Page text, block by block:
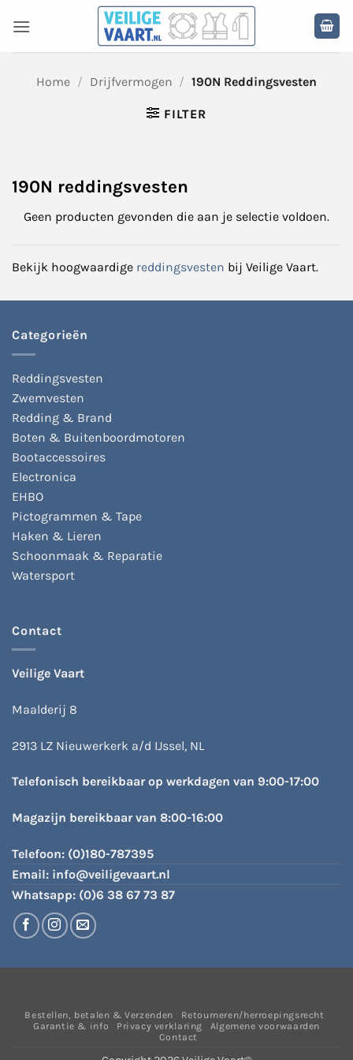
naar
inhoud
Home / Drijfvermogen / 190N Reddingsvesten
FILTER
190N reddingsvesten
Geen producten gevonden die aan je selectie voldoen.
Bekijk hoogwaardige reddingsvesten bij Veilige Vaart.
Categorieën
Reddingsvesten
Zwemvesten
Redding & Brand
Boten & Buitenboordmotoren
Bootaccessoires
Electronica
EHBO
Pictogrammen & Tape
Haken & Lieren
Schoonmaak & Reparatie
Watersport
Contact
Veilige Vaart
Maalderij 8
2913 LZ Nieuwerkerk a/d IJssel, NL
Telefonisch bereikbaar op werkdagen van 9:00-17:00
Magazijn bereikbaar van 8:00-16:00
Telefoon: (0)180-787395
Email: info@veiligevaart.nl
Whatsapp: (0)6 38 67 73 87
Bestellen, betalen & Verzenden
Retourneren/herroepingsrecht
Garantie & info
Privacy verklaring
Algemene voorwaarden
Contact